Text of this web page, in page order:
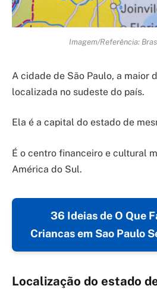
Imagem/Referência:
A cidade de São Paulo, a maior
localizada no sudeste do país.
Ela é a capital do estado de
É o centro financeiro e cultural
América do Sul.
36 Ideias de O Que
Criancas em Sao Paulo
Localização do estado